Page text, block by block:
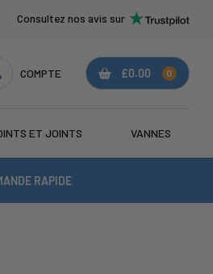
Consultez nos avis sur
COMPTE £0.00 0
ET JOINTS VANNES
RAPIDE